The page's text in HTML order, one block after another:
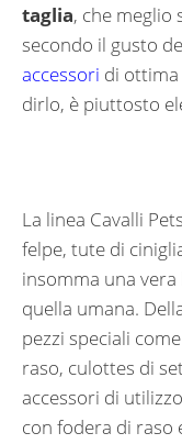
taglia, che meglio
secondo il gusto
accessori di ottima
dirlo, è piuttosto
La linea Cavalli
felpe, tute di
insomma una
quella umana.
pezzi speciali
raso, culottes di
accessori di
con fodera di raso